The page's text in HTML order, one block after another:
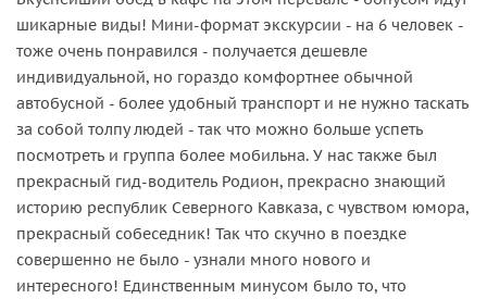
шикарные виды! Мини-формат экскурсии - на 6 человек -
тоже очень понравился - получается дешевле
индивидуальной, но гораздо комфортнее обычной
автобусной - более удобный транспорт и не нужно таскать
за собой толпу людей - так что можно больше успеть
посмотреть и группа более мобильна. У нас также был
прекрасный гид-водитель Родион, прекрасно знающий
историю республик Северного Кавказа, с чувством юмора,
прекрасный собеседник! Так что скучно в поездке
совершенно не было - узнали много нового и
интересного! Единственным минусом было то, что